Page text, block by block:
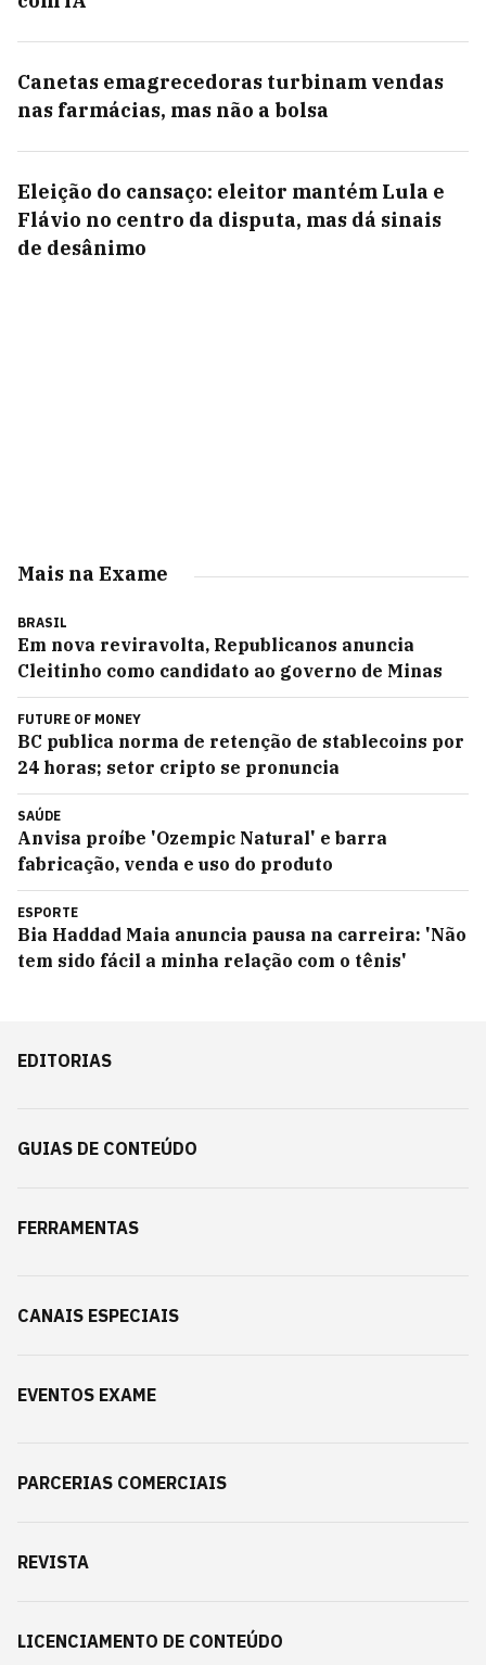
Canetas emagrecedoras turbinam vendas
nas farmácias, mas não a bolsa
Eleição do cansaço: eleitor mantém Lula e
Flávio no centro da disputa, mas dá sinais
de desânimo
Mais na Exame
BRASIL
Em nova reviravolta, Republicanos anuncia
Cleitinho como candidato ao governo de Minas
FUTURE OF MONEY
BC publica norma de retenção de stablecoins por
24 horas; setor cripto se pronuncia
SAÚDE
Anvisa proíbe 'Ozempic Natural' e barra
fabricação, venda e uso do produto
ESPORTE
Bia Haddad Maia anuncia pausa na carreira: 'Não
tem sido fácil a minha relação com o tênis'
EDITORIAS
GUIAS DE CONTEÚDO
FERRAMENTAS
CANAIS ESPECIAIS
EVENTOS EXAME
PARCERIAS COMERCIAIS
REVISTA
LICENCIAMENTO DE CONTEÚDO